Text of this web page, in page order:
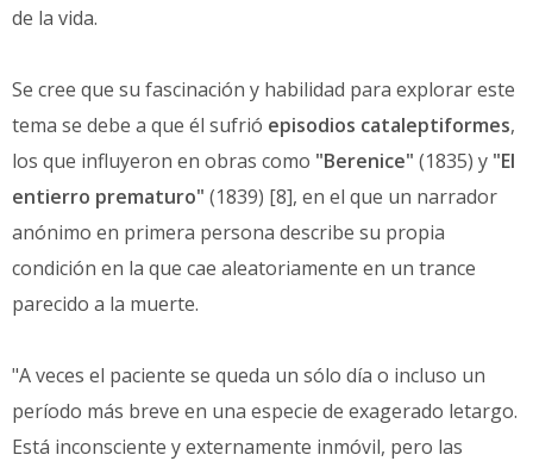
de la vida.
Se cree que su fascinación y habilidad para explorar este
tema se debe a que él sufrió episodios cataleptiformes,
los que influyeron en obras como "Berenice" (1835) y "El
entierro prematuro" (1839) [8], en el que un narrador
anónimo en primera persona describe su propia
condición en la que cae aleatoriamente en un trance
parecido a la muerte.
"A veces el paciente se queda un sólo día o incluso un
período más breve en una especie de exagerado letargo.
Está inconsciente y externamente inmóvil, pero las